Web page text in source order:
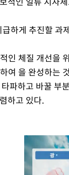
하게 추진할 과
인 체질 개선을
여 을 완성하는
파하고 바꿀 부
하고 있다.